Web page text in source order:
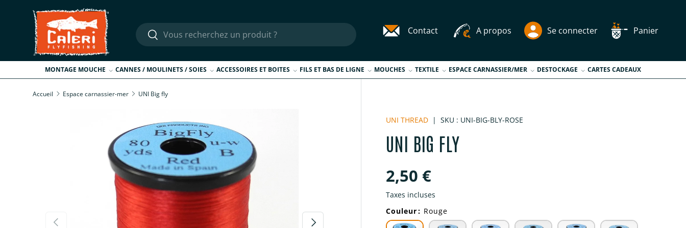
Aller au contenu
Recherche
Rechercher Contact A propos Se connecter Panier
MONTAGE MOUCHE CANNES / MOULINETS / SOIES ACCESSOIRES ET BOITES FILS ET BAS DE LIGNE MOUCHES TEXTILE ESPACE CARNASSIER/MER DESTOCKAGE CARTES CADEAUX
Accueil Espace carnassier-mer UNI Big fly
Passer aux informations produits
Précédent Suivant
UNI THREAD |SKU : UNI-BIG-BLY-ROSE
UNI BIG FLY
Prix habituel
2,50 €
Taxes incluses
Couleur: Rouge